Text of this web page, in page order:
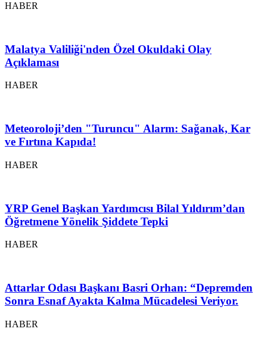
HABER
Malatya Valiliği'nden Özel Okuldaki Olay
Açıklaması
HABER
Meteoroloji’den "Turuncu" Alarm: Sağanak, Kar
ve Fırtına Kapıda!
HABER
YRP Genel Başkan Yardımcısı Bilal Yıldırım’dan
Öğretmene Yönelik Şiddete Tepki
HABER
Attarlar Odası Başkanı Basri Orhan: “Depremden
Sonra Esnaf Ayakta Kalma Mücadelesi Veriyor.
HABER